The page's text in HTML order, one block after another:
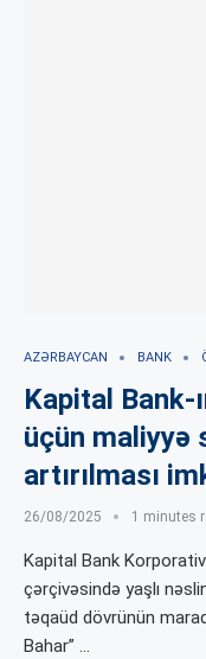
AZƏRBAYCAN BANK
Kapital Bank-
üçün maliyyə
artırılması
26/08/2025 1 minutes
Kapital Bank
çərçivəsində yaşlı
təqaüd dövrünün
Bahar” …